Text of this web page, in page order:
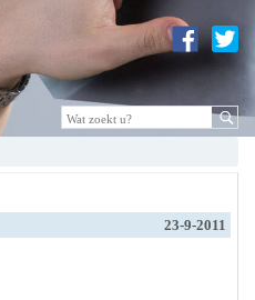
23-9-2011